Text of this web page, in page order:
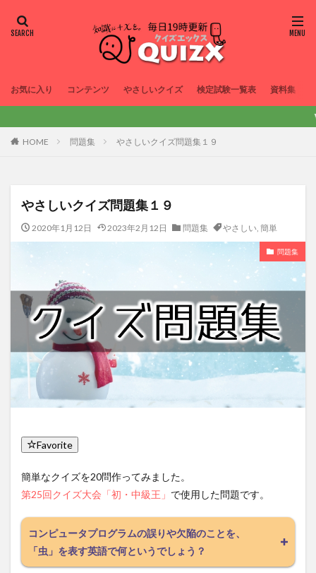
お気に入り コンテンツ やさしいクイズ 検定試験一覧表 資料集
Welcome to QuizX
HOME 問題集 やさしいクイズ問題集１９
やさしいクイズ問題集１９
2020年1月12日 2023年2月12日 問題集 やさしい, 簡単
問題集
Favorite
簡単なクイズを20問作ってみました。
第25回クイズ大会「初・中級王」 で使用した問題です。
コンピュータプログラムの誤りや欠陥のことを、
「虫」を表す英語で何というでしょう？